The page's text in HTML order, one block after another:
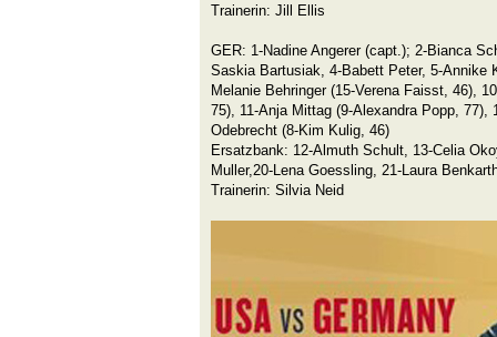
Trainerin: Jill Ellis
GER: 1-Nadine Angerer (capt.); 2-Bianca
Saskia Bartusiak, 4-Babett Peter, 5-Annike
Melanie Behringer (15-Verena Faisst, 46),
75), 11-Anja Mittag (9-Alexandra Popp, 77),
Odebrecht (8-Kim Kulig, 46)
Ersatzbank: 12-Almuth Schult, 13-Celia
Muller,20-Lena Goessling, 21-Laura
Trainerin: Silvia Neid